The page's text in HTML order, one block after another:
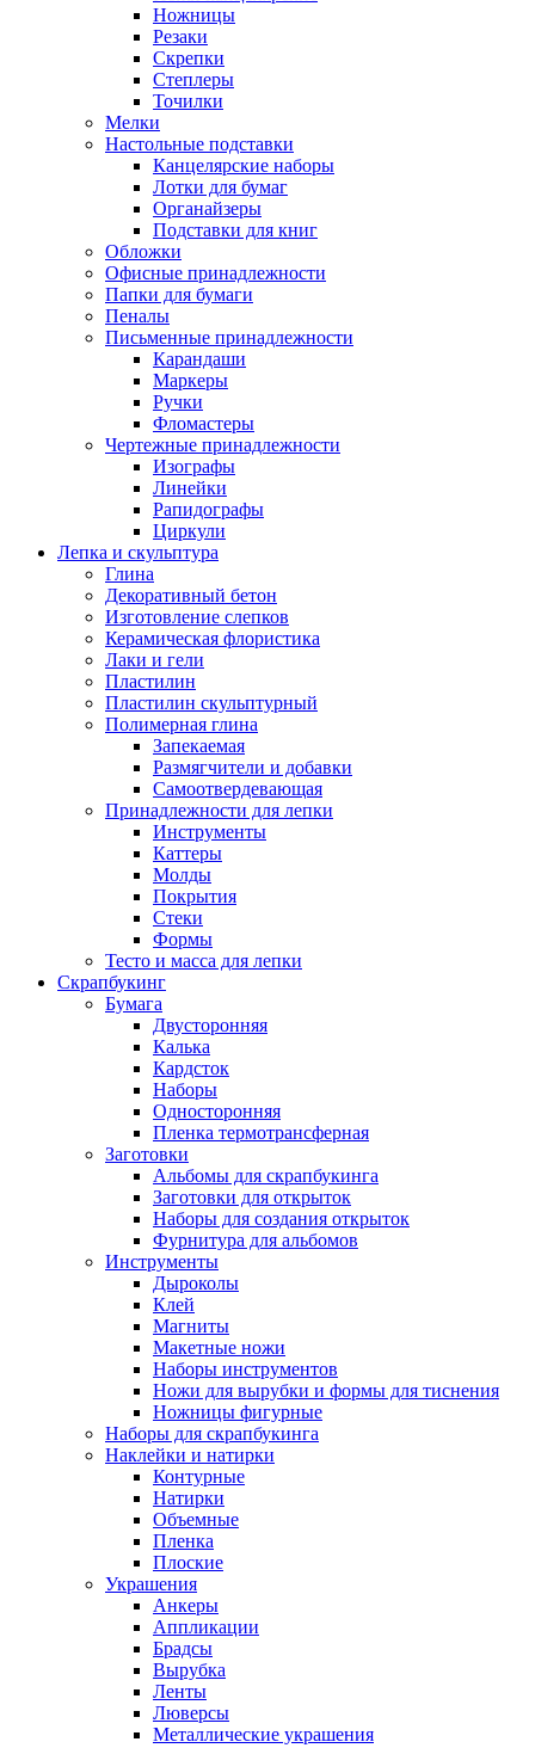
Ножницы
Резаки
Скрепки
Степлеры
Точилки
Мелки
Настольные подставки
Канцелярские наборы
Лотки для бумаг
Органайзеры
Подставки для книг
Обложки
Офисные принадлежности
Папки для бумаги
Пеналы
Письменные принадлежности
Карандаши
Маркеры
Ручки
Фломастеры
Чертежные принадлежности
Изографы
Линейки
Рапидографы
Циркули
Лепка и скульптура
Глина
Декоративный бетон
Изготовление слепков
Керамическая флористика
Лаки и гели
Пластилин
Пластилин скульптурный
Полимерная глина
Запекаемая
Размягчители и добавки
Самоотвердевающая
Принадлежности для лепки
Инструменты
Каттеры
Молды
Покрытия
Стеки
Формы
Тесто и масса для лепки
Скрапбукинг
Бумага
Двусторонняя
Калька
Кардсток
Наборы
Односторонняя
Пленка термотрансферная
Заготовки
Альбомы для скрапбукинга
Заготовки для открыток
Наборы для создания открыток
Фурнитура для альбомов
Инструменты
Дыроколы
Клей
Магниты
Макетные ножи
Наборы инструментов
Ножи для вырубки и формы для тиснения
Ножницы фигурные
Наборы для скрапбукинга
Наклейки и натирки
Контурные
Натирки
Объемные
Пленка
Плоские
Украшения
Анкеры
Аппликации
Брадсы
Вырубка
Ленты
Люверсы
Металлические украшения